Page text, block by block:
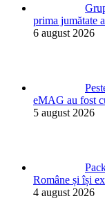
prima jumătate
6 august 2026
eMAG au fost
5 august 2026
Române și își
4 august 2026